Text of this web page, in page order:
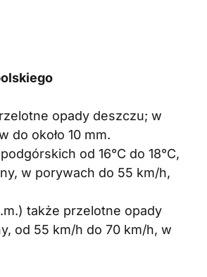
opady deszczu; w
do około 10 mm.
od 16°C do 18°C,
w porywach do 55 km/h,
także przelotne opady
od 55 km/h do 70 km/h, w